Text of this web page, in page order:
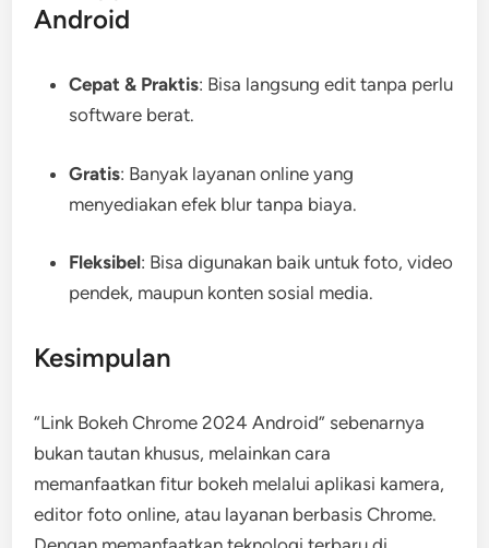
Android
Cepat & Praktis: Bisa langsung edit tanpa perlu
software berat.
Gratis: Banyak layanan online yang
menyediakan efek blur tanpa biaya.
Fleksibel: Bisa digunakan baik untuk foto, video
pendek, maupun konten sosial media.
Kesimpulan
“Link Bokeh Chrome 2024 Android” sebenarnya
bukan tautan khusus, melainkan cara
memanfaatkan fitur bokeh melalui aplikasi kamera,
editor foto online, atau layanan berbasis Chrome.